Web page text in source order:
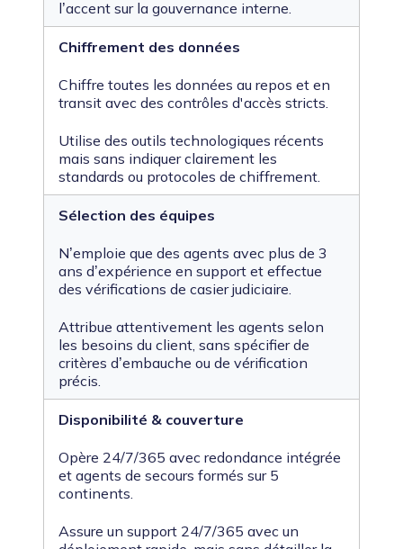
l’accent sur la gouvernance interne.
Chiffrement des données
Chiffre toutes les données au repos et en
transit avec des contrôles d'accès stricts.
Utilise des outils technologiques récents
mais sans indiquer clairement les
standards ou protocoles de chiffrement.
Sélection des équipes
N’emploie que des agents avec plus de 3
ans d’expérience en support et effectue
des vérifications de casier judiciaire.
Attribue attentivement les agents selon
les besoins du client, sans spécifier de
critères d’embauche ou de vérification
précis.
Disponibilité & couverture
Opère 24/7/365 avec redondance intégrée
et agents de secours formés sur 5
continents.
Assure un support 24/7/365 avec un